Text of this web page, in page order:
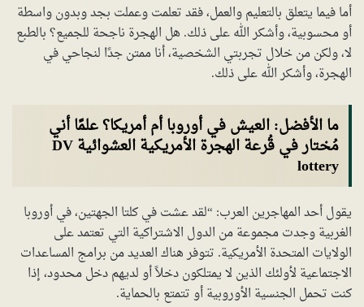
أما فيما يتعلق بالتعليم والعمل، فقد تعلمت وعملت بجد وبدون واسطة
أو محسوبية، وأشكر الله على ذلك. هل الهجرة ناجحة للجميع؟ بالطبع
لا، ولكن من خلال تجربتي الشخصية، أنا ممتن جدًا لنجاحي في
الهجرة، وأشكر الله على ذلك.
ما الأفضل: العيش في أوروبا أم أمريكا؟ علمًا أني
مُختار في قُرعة الهجرة الأمريكية العشوائية DV
lottery
يقول أحد المهاجرين العرب: “لقد عشت في كلتا الجهتين، في أوروبا
الغربية وجدت مجموعة من الدول الاشتراكية التي تعتمد على
الولايات المتحدة الأمريكية. تتوفر هناك العديد من برامج المساعدات
الاجتماعية لأولئك الذين لا يمتلكون دخلاً أو لديهم دخل محدود، إذا
كنت تحمل الجنسية الأوروبية أو تتمتع بالحماية.